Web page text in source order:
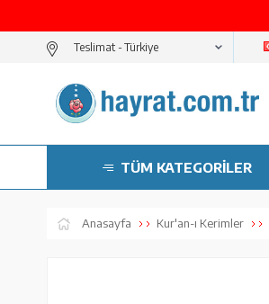
Teslimat -
TÜM KATEGORİLER
Anasayfa Kur'an-ı Kerimler